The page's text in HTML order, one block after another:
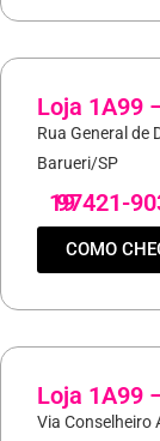
Loja 1A99
Rua General de
Barueri/SP
19
97421-
COMO
Loja 1A99
Via Conselheiro